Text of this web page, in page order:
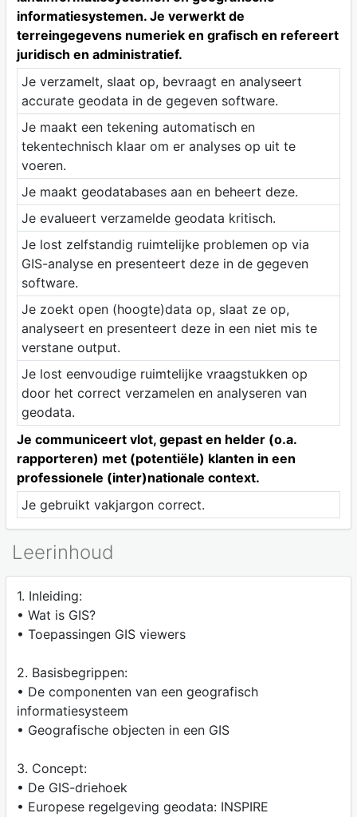
informatiesystemen. Je verwerkt de
terreingegevens numeriek en grafisch en refereert
juridisch en administratief.
Je verzamelt, slaat op, bevraagt en analyseert
accurate geodata in de gegeven software.
Je maakt een tekening automatisch en
tekentechnisch klaar om er analyses op uit te
voeren.
Je maakt geodatabases aan en beheert deze.
Je evalueert verzamelde geodata kritisch.
Je lost zelfstandig ruimtelijke problemen op via
GIS-analyse en presenteert deze in de gegeven
software.
Je zoekt open (hoogte)data op, slaat ze op,
analyseert en presenteert deze in een niet mis te
verstane output.
Je lost eenvoudige ruimtelijke vraagstukken op
door het correct verzamelen en analyseren van
geodata.
Je communiceert vlot, gepast en helder (o.a.
rapporteren) met (potentiële) klanten in een
professionele (inter)nationale context.
Je gebruikt vakjargon correct.
Leerinhoud
1. Inleiding:
• Wat is GIS?
• Toepassingen GIS viewers
2. Basisbegrippen:
• De componenten van een geografisch
informatiesysteem
• Geografische objecten in een GIS
3. Concept:
• De GIS-driehoek
• Europese regelgeving geodata: INSPIRE